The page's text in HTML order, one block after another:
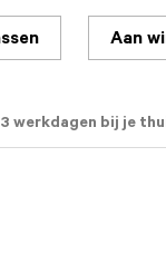
Aan
3 werkdagen bij je